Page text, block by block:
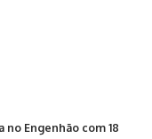
Engenhão com 18